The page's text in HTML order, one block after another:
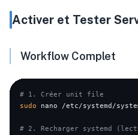
Activer et Tester
Workflow Complet
# 1. Créer unit file
sudo nano /etc/systemd/
# 2. Recharger systemd